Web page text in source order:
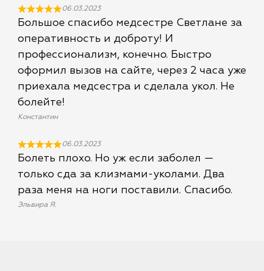
06.03.2023
Большое спасибо медсестре Светлане за
оперативность и доброту! И
профессионализм, конечно. Быстро
оформил вызов на сайте, через 2 часа уже
приехала медсестра и сделала укол. Не
болейте!
Константин
06.03.2023
Болеть плохо. Но уж если заболел —
только сда за клизмами-уколами. Два
раза меня на ноги поставили. Спасибо.
Эльвира Я.